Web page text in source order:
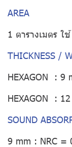
AREA
1 ตารางเมตร ใ
THICKNESS /
HEXAGON : 9
HEXAGON :
SOUND
9 mm : NRC =